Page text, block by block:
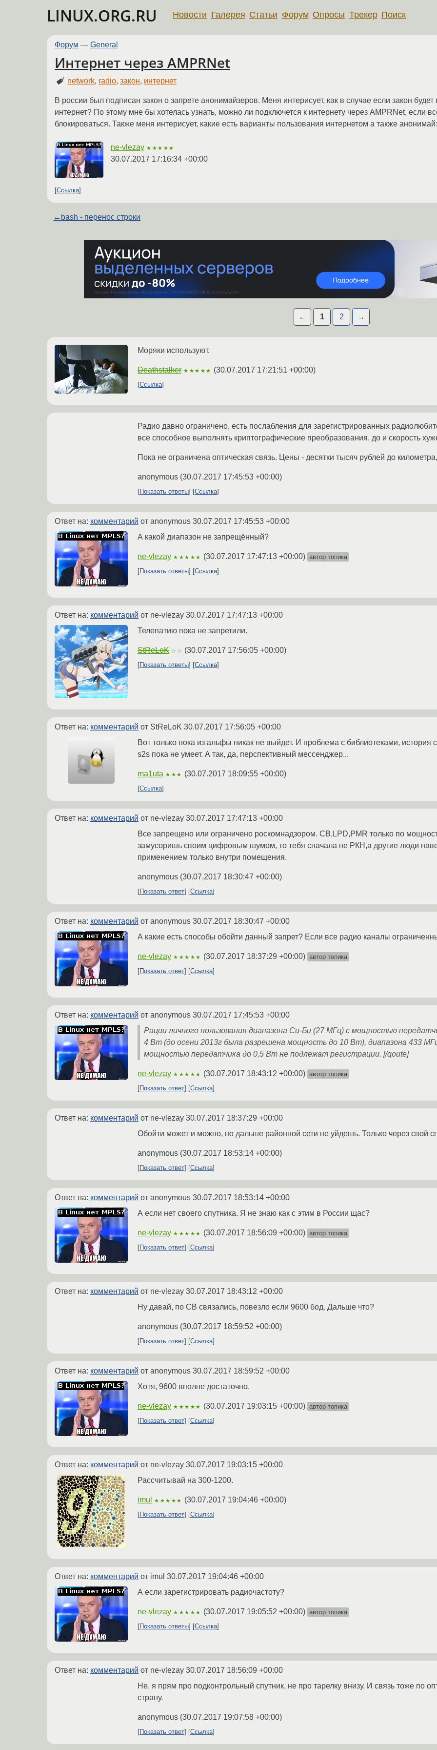
LINUX.ORG.RU Новости Галерея Статьи Форум Опросы Трекер Поиск
Форум — General
Интернет через AMPRNet
network, radio,закон, интернет
В россии был подписан закон о запрете анонимайзеров. Меня интерисует, как в случае если закон
интернет? По этому мне бы хотелась узнать, можно ли подключется к интернету через AMPRNet, если
блокироваться. Также меня интерисует, какие есть варианты пользования интернетом а также
ne-vlezay ★★★★★
30.07.2017 17:16:34 +00:00
Ссылка
← bash - перенос строки
← 1 2 →
Моряки используют.
Deathstalker ★★★★★ (30.07.2017 17:21:51 +00:00)
Ссылка
Радио давно ограничено, есть послабления для зарегистрированных
все способное выполнять криптографические преобразования, до и скорость
Пока не ограничена оптическая связь. Цены - десятки тысяч рублей до
anonymous (30.07.2017 17:45:53 +00:00)
Показать ответы Ссылка
Ответ на: комментарий от anonymous 30.07.2017 17:45:53 +00:00
А какой диапазон не запрещённый?
ne-vlezay ★★★★★ (30.07.2017 17:47:13 +00:00) автор топика
Показать ответы
Ссылка
Ответ на: комментарий от ne-vlezay 30.07.2017 17:47:13 +00:00
Телепатию пока не запретили.
StReLoK ☆☆ (30.07.2017 17:56:05 +00:00)
Показать ответы Ссылка
Ответ на: комментарий от StReLoK 30.07.2017 17:56:05 +00:00
Вот только пока из альфы никак не выйдет. И проблема с библиотеками,
s2s пока не умеет. А так, да, перспективный мессенджер...
ma1uta ★★★ (30.07.2017 18:09:55 +00:00)
Ссылка
Ответ на: комментарий от ne-vlezay 30.07.2017 17:47:13 +00:00
Все запрещено или ограничено роскомнадзором. CB,LPD,PMR только по
замусоришь своим цифровым шумом, то тебя сначала не РКН,а другие люди
применением только внутри помещения.
anonymous (30.07.2017 18:30:47 +00:00)
Показать ответ Ссылка
Ответ на: комментарий от anonymous 30.07.2017 18:30:47 +00:00
А какие есть способы обойти данный запрет? Если все радио каналы
ne-vlezay ★★★★★ (30.07.2017 18:37:29 +00:00) автор топика
Показать ответ
Ссылка
Ответ на: комментарий от anonymous 30.07.2017 17:45:53 +00:00
Рации личного пользования диапазона Си-Би (27 МГц) с мощностью
4 Вт (до осени 2013г была разрешена мощность до 10 Вт), диапазона 433
мощностью передатчика до 0,5 Вт не подлежат регистрации. [/qoute]
ne-vlezay ★★★★★ (30.07.2017 18:43:12 +00:00) автор топика
Показать ответ
Ссылка
Ответ на: комментарий от ne-vlezay 30.07.2017 18:37:29 +00:00
Обойти может и можно, но дальше районной сети не уйдешь. Только через свой
anonymous (30.07.2017 18:53:14 +00:00)
Показать ответ Ссылка
Ответ на: комментарий от anonymous 30.07.2017 18:53:14 +00:00
А если нет своего спутника. Я не знаю как с этим в России щас?
ne-vlezay ★★★★★ (30.07.2017 18:56:09 +00:00) автор топика
Показать ответ
Ссылка
Ответ на: комментарий от ne-vlezay 30.07.2017 18:43:12 +00:00
Ну давай, по CB связались, повезло если 9600 бод. Дальше что?
anonymous (30.07.2017 18:59:52 +00:00)
Показать ответ Ссылка
Ответ на: комментарий от anonymous 30.07.2017 18:59:52 +00:00
Хотя, 9600 вполне достаточно.
ne-vlezay ★★★★★ (30.07.2017 19:03:15 +00:00) автор топика
Показать ответ
Ссылка
Ответ на: комментарий от ne-vlezay 30.07.2017 19:03:15 +00:00
Рассчитывай на 300-1200.
imul ★★★★★ (30.07.2017 19:04:46 +00:00)
Показать ответ Ссылка
Ответ на: комментарий от imul 30.07.2017 19:04:46 +00:00
А если зарегистрировать радиочастоту?
ne-vlezay ★★★★★ (30.07.2017 19:05:52 +00:00) автор топика
Показать ответы
Ссылка
Ответ на: комментарий от ne-vlezay 30.07.2017 18:56:09 +00:00
Не, я прям про подконтрольный спутник, не про тарелку внизу. И связь тоже по
страну.
anonymous (30.07.2017 19:07:58 +00:00)
Показать ответ Ссылка